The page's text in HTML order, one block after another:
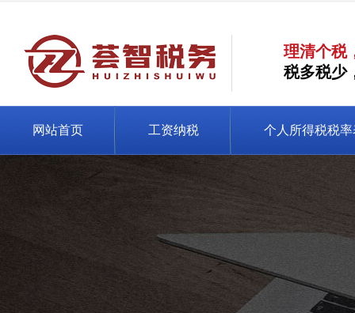
理清个税
税多税少
网站首页 工资纳税 个人所得税税率